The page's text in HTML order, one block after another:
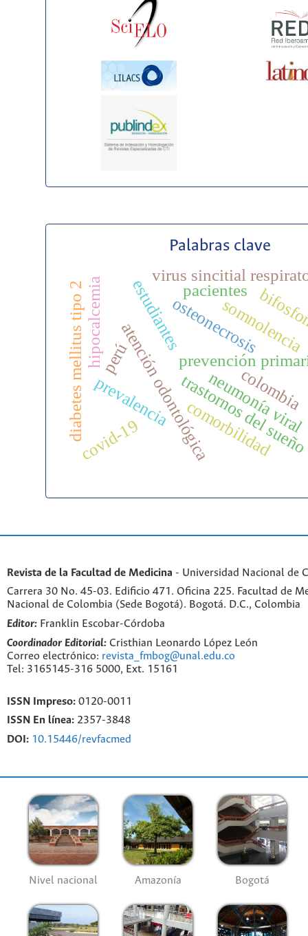
Palabras clave
osteonecrosis
atención odontológicaprevención
somnolencia
estudiantes
trastornos del
prevalencia
covid-19
virus sincitial
neumonía viral
comorbilidad
colombia
diabetes mellitus tipo 2 pacientes
perú
hipocalcemia
Revista de la Facultad de Medicina - Universidad Nacional de
Carrera 30 No. 45-03. Edificio 471. Oficina 225. Facultad de
Nacional de Colombia (Sede Bogotá). Bogotá. D.C., Colombia
Editor: Franklin Escobar-Córdoba
Coordinador Editorial: Cristhian Leonardo López León
Correo electrónico: revista_fmbog@unal.edu.co
Tel: 3165145-316 5000, Ext. 15161
ISSN Impreso: 0120-0011
ISSN En línea: 2357-3848
DOI: 10.15446/revfacmed
Nivel nacional Amazonía Bogotá